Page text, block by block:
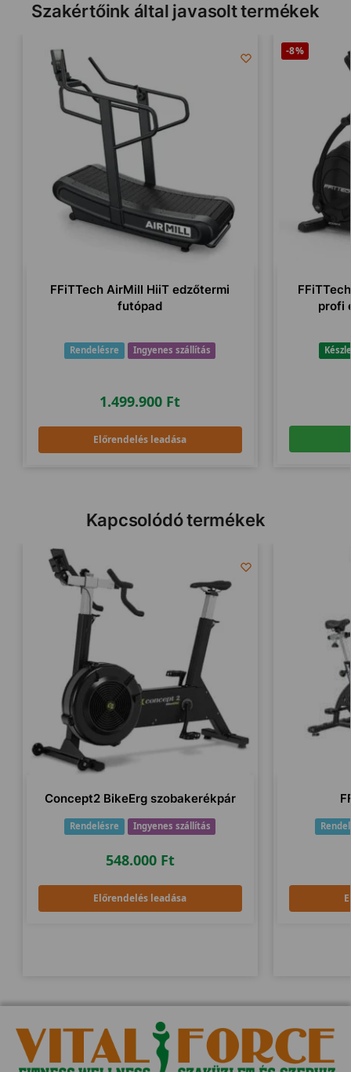
Szakértőink által javasolt termékek
FFiTTech AirMill HiiT edzőtermi
futópad
Rendelésre Ingyenes szállítás
1.499.900 Ft
Előrendelés leadása
-8%
profi
Kapcsolódó termékek
Concept2 BikeErg szobakerékpár
Rendelésre Ingyenes szállítás
548.000 Ft
Előrendelés leadása